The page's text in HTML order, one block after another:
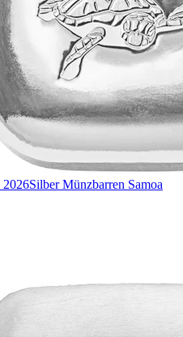
2026Silber Münzbarren Samoa